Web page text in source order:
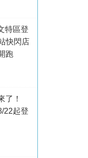
特區登
快閃店
跑
了！
22起登